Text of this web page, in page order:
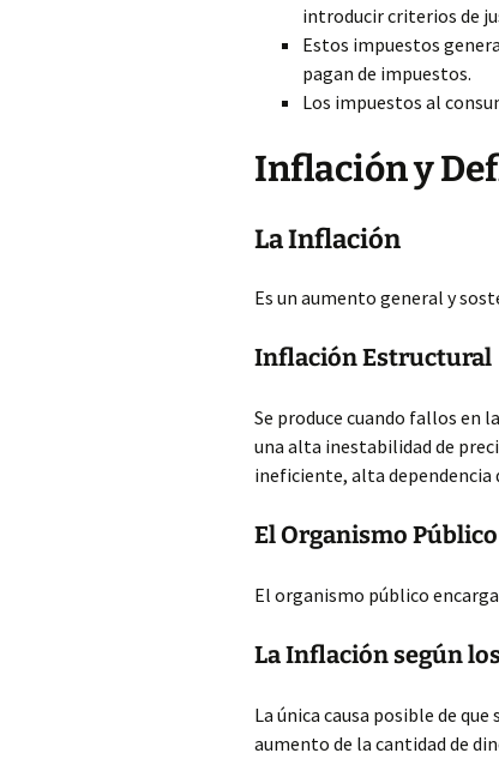
introducir criterios de
Estos impuestos
pagan de impuestos.
Los impuestos al
Inflación y
La Inflación
Es un aumento general y
Inflación Estructural
Se produce cuando fallos en
una alta inestabilidad de
ineficiente, alta
El Organismo
El organismo público
La Inflación según
La única causa posible de
aumento de la cantidad de